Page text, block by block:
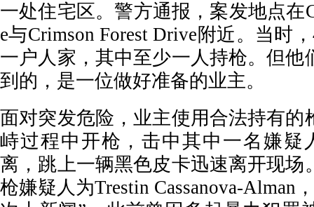
一处住宅区。警方通报，案发地点在
e与Crimson Forest Drive附近。当时
一户人家，其中至少一人持枪。但他
到的，是一位做好准备的业主。
面对突发危险，业主使用合法持有的
峙过程中开枪，击中其中一名嫌疑
离，跳上一辆黑色皮卡迅速离开现场
枪嫌疑人为Trestin Cassanova-Alman